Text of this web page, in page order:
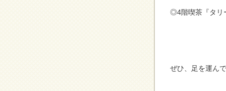
◎4階喫茶『タリ
ぜひ、足を運ん